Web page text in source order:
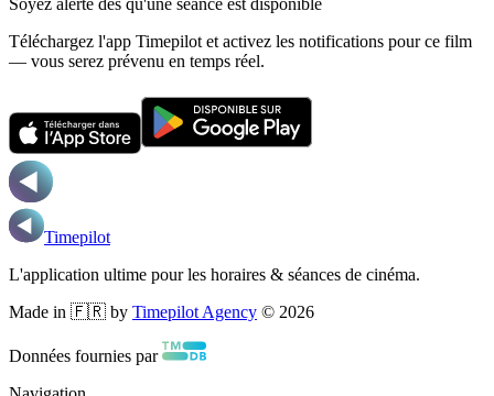
Téléchargez l'app Timepilot et activez les notifications pour ce film
— vous serez prévenu en temps réel.
Timepilot
L'application ultime pour les horaires & séances de cinéma.
Made in 🇫🇷 by Timepilot Agency © 2026
Données fournies par